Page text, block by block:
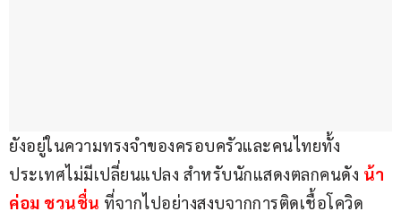
ยังอยู่ในความทรงจำของครอบครัวและคนไทยทั้ง
ประเทศไม่มีเปลี่ยนแปลง สำหรับนักแสดงตลกคนดัง น้า
ค่อม ชวนชื่น ที่จากไปอย่างสงบจากการติดเชื้อโควิด